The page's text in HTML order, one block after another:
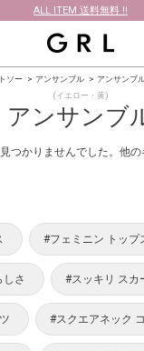
ALL ITEM 送料無料 !!
ソー アンサンブル アンサンブ
アンサンブ
(イエロー・黄)
つかりませんでした。他
#フェミニン トップ
さ #スッキリ スカ
#スクエアネック